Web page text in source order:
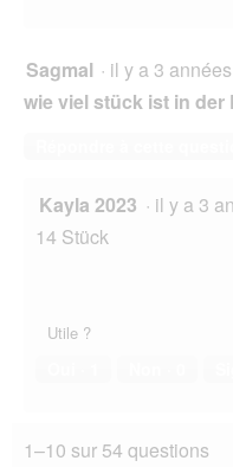
Sagmal · il y a 3 années
wie viel stück ist in der
Kayla 2023 · il y a 3
14 Stück
Utile ?
1–10 sur 54 questions